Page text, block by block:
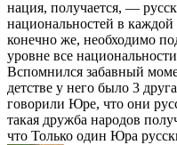
нация, получается, —
национальностей в
конечно же, необходимо
уровне все
Вспомнился забавный
детстве у него было 3
говорили Юре, что они
такая дружба народов
что Только один Юра